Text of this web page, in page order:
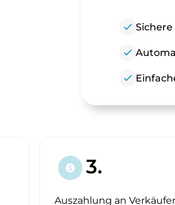
check
check
check
paid 3.
Auszahlung an Verkäufer